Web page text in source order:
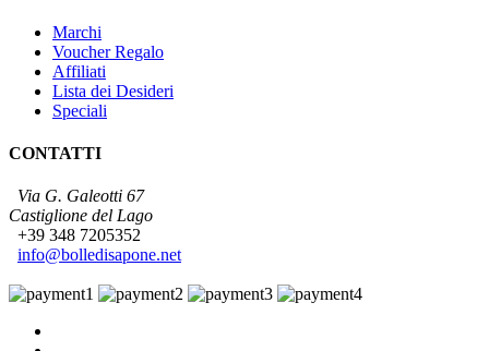
Marchi
Voucher Regalo
Affiliati
Lista dei Desideri
Speciali
CONTATTI
Via G. Galeotti 67
Castiglione del Lago
+39 348 7205352
info@bolledisapone.net